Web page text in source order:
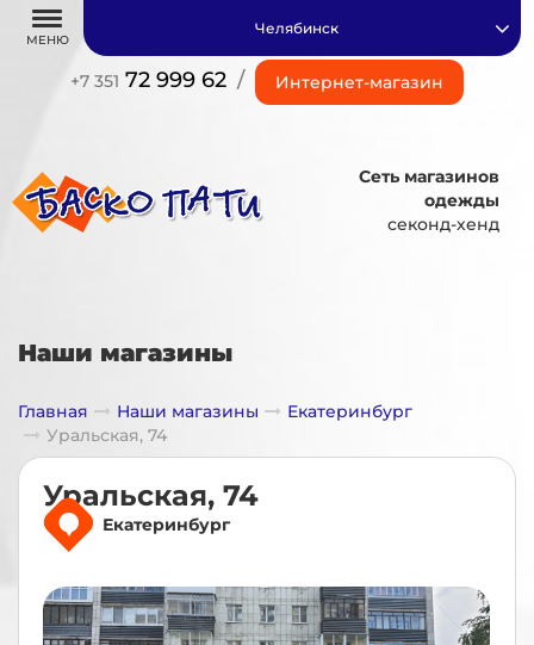
МЕНЮ
+7 351 72 999 62 / Интернет-магазин
Челябинск
Сеть магазинов
одежды
секонд-хенд
Наши магазины
Главная Наши магазины
Екатеринбург
Уральская, 74
Уральская, 74
Екатеринбург